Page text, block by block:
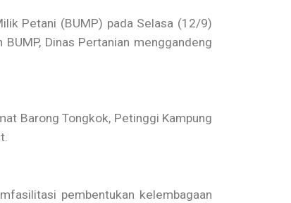
Petani (BUMP) pada Selasa (12/9)
Dinas Pertanian menggandeng
Barong Tongkok, Petinggi Kampung
pembentukan kelembagaan